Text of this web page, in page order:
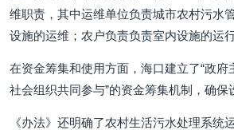
维职责，其中运维单位负责城市农村污水
设施的运维；农户负责负责室内设施的运行
在资金筹集和使用方面，海口建立了“政府
社会组织共同参与”的资金筹集机制，确保
《办法》还明确了农村生活污水处理系统